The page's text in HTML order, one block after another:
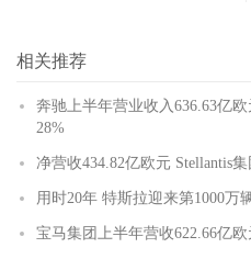
相关推荐
奔驰上半年营业收入636.63亿
28%
净营收434.82亿欧元 Stellantis
用时20年 特斯拉迎来第1000万
宝马集团上半年营收622.66亿